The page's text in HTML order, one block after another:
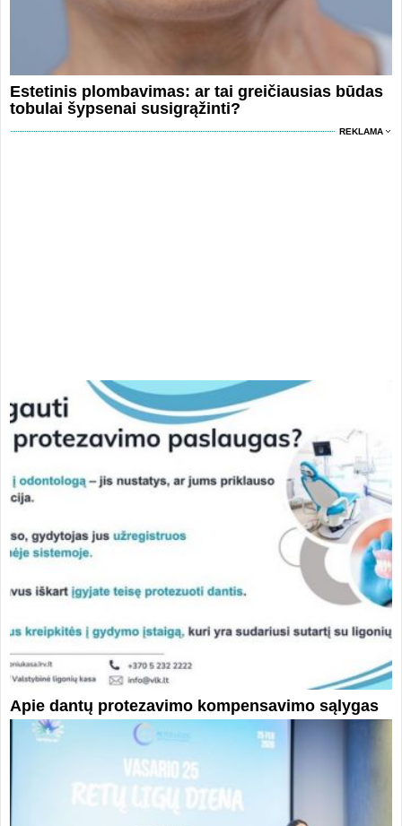
Estetinis plombavimas: ar tai greičiausias būdas
tobulai šypsenai susigrąžinti?
REKLAMA
Apie dantų protezavimo kompensavimo sąlygas